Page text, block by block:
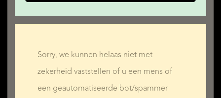
Sorry, we kunnen helaas niet met
zekerheid vaststellen of u een mens of
een geautomatiseerde bot/spammer